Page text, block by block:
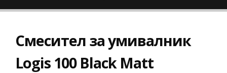
Смесител за умивалник
Logis 100 Black Matt